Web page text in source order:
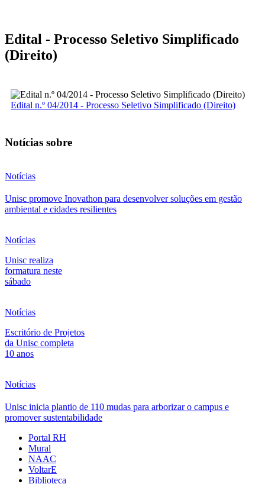
Edital - Processo Seletivo Simplificado
(Direito)
Edital n.º 04/2014 - Processo Seletivo Simplificado (Direito)
Notícias sobre
Notícias
Unisc promove Inovathon para desenvolver soluções em gestão
ambiental e cidades resilientes
Notícias
Unisc realiza
formatura neste
sábado
Notícias
Escritório de Projetos
da Unisc completa
10 anos
Notícias
Unisc inicia plantio de 110 mudas para arborizar o campus e
promover sustentabilidade
Portal RH
Mural
NAAC
VoltarE
Biblioteca